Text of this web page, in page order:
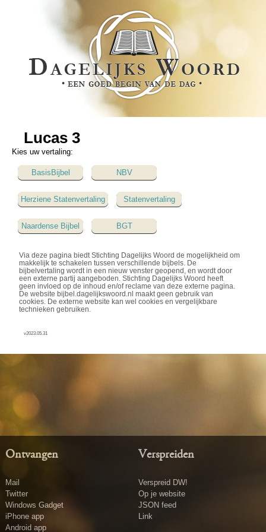
Lucas 3
Kies uw vertaling:
BasisBijbel NBV
Herziene Statenvertaling Statenvertaling
Naardense Bijbel BGT
Via deze pagina biedt Stichting Dagelijks Woord de mogelijkheid om
makkelijk te schakelen tussen verschillende bijbels. De
bijbelvertaling wordt in een nieuw venster geopend, en wordt door
een externe partij aangeboden. Stichting Dagelijks Woord heeft
geen invloed op de inhoud en/of reclame van deze externe pagina.
De website bijbel.dagelijkswoord.nl maakt geen gebruik van
cookies. De externe website kan wel cookies en vergelijkbare
technieken gebruiken.
v2023.05.31
Ontvangen
Mail
Twitter
Windows Gadget
iPhone app
Android app
Verspreiden
Verspreid DW!
Op je website
JSON feed
Link